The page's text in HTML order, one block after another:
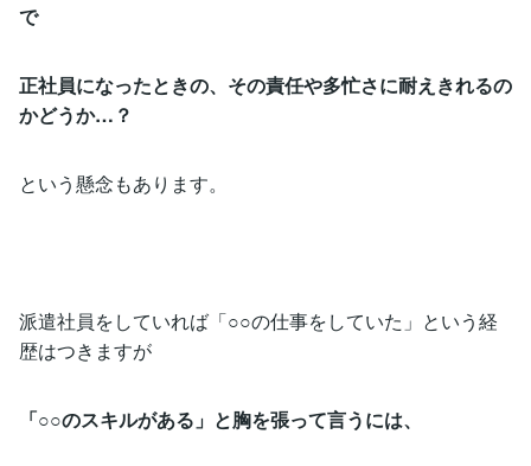
で
正社員になったときの、その責任や多忙さに耐えきれるの
かどうか…？
という懸念もあります。
派遣社員をしていれば「○○の仕事をしていた」という経
歴はつきますが
「○○のスキルがある」と胸を張って言うには、